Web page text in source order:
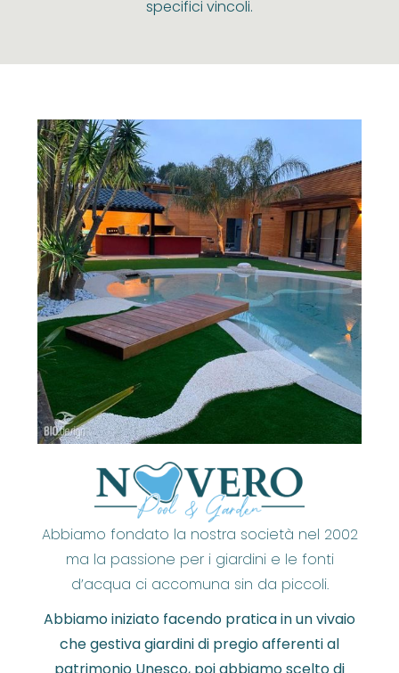
specifici vincoli.
Abbiamo fondato la nostra società nel 2002
ma la passione per i giardini e le fonti
d’acqua ci accomuna sin da piccoli.
Abbiamo iniziato facendo pratica in un vivaio
che gestiva giardini di pregio afferenti al
patrimonio Unesco, poi abbiamo scelto di